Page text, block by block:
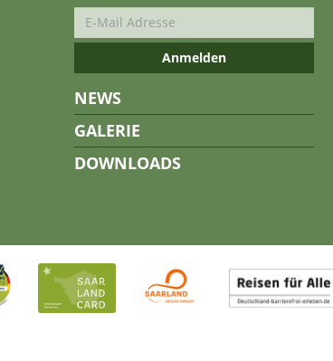
NEWS
GALERIE
DOWNLOADS